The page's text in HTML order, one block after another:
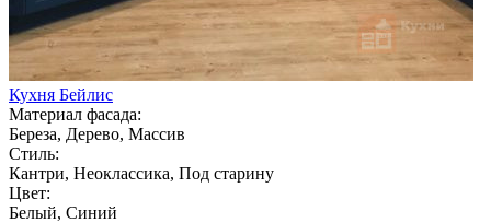
Кухня Бейлис
Материал фасада:
Береза, Дерево, Массив
Стиль:
Кантри, Неоклассика, Под старину
Цвет:
Белый, Синий